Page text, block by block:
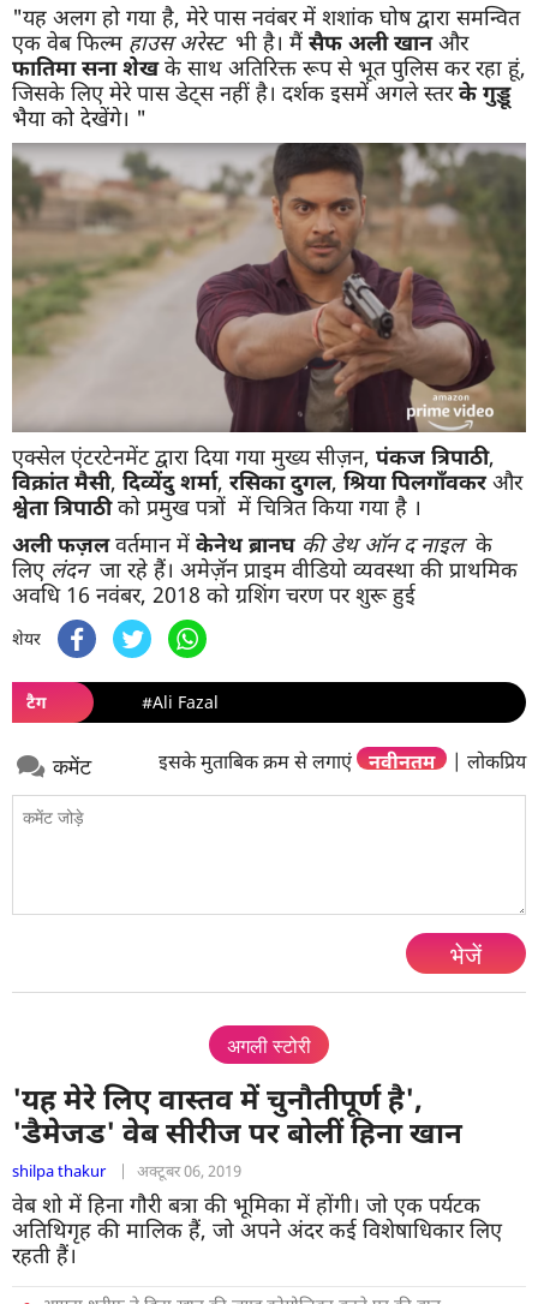
"यह अलग हो गया है, मेरे पास नवंबर में शशांक घोष द्वारा समन्वित
एक वेब फिल्म हाउस अरेस्टभी है। मैं सैफ अली खानऔर
फातिमा सना शेखके साथ अतिरिक्त रूप से भूत पुलिस कर रहा हूं,
जिसके लिए मेरे पास डेट्स नहीं है। दर्शक इसमें अगले स्तरके गुड्डू
भैया को देखेंगे। "
एक्सेल एंटरटेनमेंट द्वारा दिया गया मुख्य सीज़न, पंकज त्रिपाठी,
विक्रांत मैसी, दिव्येंदु शर्मा, रसिका दुगल, श्रिया पिलगाँवकरऔर
श्वेता त्रिपाठीको प्रमुख पत्रों में चित्रित किया गया है ।
अली फज़लवर्तमान में केनेथ ब्रानघ की डेथ ऑन द नाइल के
लिए लंदनजा रहे हैं। अमेज़ॅन प्राइम वीडियो व्यवस्था की प्राथमिक
अवधि 16 नवंबर, 2018 को ग्रशिंग चरण पर शुरू हुई
शेयर
टैग #Ali Fazal
कमेंट इसके मुताबिक क्रम से लगाएं नवीनतम | लोकप्रिय
भेजें
अगली स्टोरी
'यह मेरे लिए वास्तव में चुनौतीपूर्ण है',
'डैमेजड' वेब सीरीज पर बोलीं हिना खान
shilpa thakur | अक्टूबर 06, 2019
वेब शो में हिना गौरी बत्रा की भूमिका में होंगी। जो एक पर्यटक
अतिथिगृह की मालिक हैं, जो अपने अंदर कई विशेषाधिकार लिए
रहती हैं।